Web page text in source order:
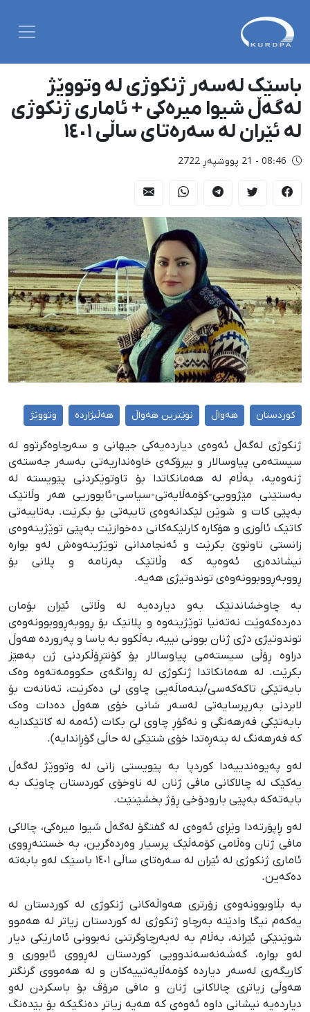
باسێک لەسەر ژنکوژی لە وتووێژ
لەگەڵ شیوا میرەکی + ئاماری ژنکوژی
لە ئێران لە سەرەتای ساڵی ١٤٠١
08:46 - 21 پووشپەڕ 2722
کوردستان هەواڵ نوێترین هەواڵ هەڵبژاردە وتووێژ
ژنکوژی لەگەڵ ئەوەی دیاردەیەکی جیهانی و سەرچاوەگرتوو لە
سیستەمی پیاوسالار و بیرۆکەی خاوەنداریەتی بەسەر جەستەی
ژنەوەیە، بەڵام لە هەمانکاتدا بۆ تاوتوێکردنی پێویستە لە
بەستێنی مێژوویی-کۆمەڵایەتی-سیاسی-ئابووریی هەر وڵاتێک
بەپێی کات و شوێن لێکدانەوەی تایبەتی بۆ بکرێت. بەتایبەتی
کاتێک ئاڵوزی و هۆکارە کارلێکەکانی دەخوازێت بەپێی توێژینەوەی
زانستی تاوتوێ بکرێت و ئەنجامدانی توێژینەوەش لەو بوارە
نیشاندەری ئەوەیە کە وڵاتێک بەرنامە و پلانی بۆ
ڕووبەڕووبوونەوەی توندوتیژی هەیە.
بە چاوخشاندنێک بەو دیاردەیە لە وڵاتی ئێران بۆمان
دەردەکەوێت نەتەنیا توێژینەوە و پلانێک بۆ ڕووبەڕووبوونەوەی
توندوتیژی دژی ژنان بوونی نییە، بەڵکوو بە یاسا و پەروردە هەوڵ
دراوە ڕۆڵی سیستەمی پیاوسالار بۆ کۆنتڕۆڵکردنی ژن بەهێز
بکرێت. لە هەمانکاتدا ژنکوژی لە ڕوانگەی حکوومەتەوە وەک
بابەتێکی تاکەکەسی/بنەماڵەیی چاوی لی دەکرێت، تەنانەت بۆ
لابردنی بەرپرسایەتی لەسەر شانی خۆی هەوڵ دەدات وەک
بابەتێکی فەرهەنگی و نەگۆڕ چاوی لێ ‌بکات (ئەمە لە کاتێکدایە
کە فەرهەنگ لە بنەڕەتدا خۆی شتێکی لە حاڵی گۆڕاندایە).
لەو پەیوەندییەدا کوردپا بە پێویستی زانی لە وتووێژ لەگەڵ
یەکێک لە چالاکانی مافی ژنان لە ناوخۆی کوردستان چاوێک بە
بابەتەکە بەپێی بارودۆخی ڕۆژ بخشێنێت.
لەو ڕاپۆرتەدا وێڕای ئەوەی لە گفتگۆ لەگەڵ شیوا میرەکی، چالاکی
مافی ژنان وەڵامی کۆمەڵێک پرسیار وەردەگرین، بە خستنەڕووی
ئاماری ژنکوژی لە ئێران لە سەرەتای ساڵی ١٤٠١ باسێک لەو بابەتە
دەکەین.
بە بڵاوبوونەوەی زۆرتری هەواڵەکانی ژنکوژی لە کوردستان لە
یەکەم نیگا وادێتە بەرچاو ژنکوژی لە کوردستان زیاتر لە هەموو
شوێنێکی ئێرانە، بەڵام بە لەبەرچاوگرتنی نەبوونی ئامارێکی دیار
لەو بوارە، گەشەنەسەندوویی کوردستان لەڕووی ئابووری و
کاریگەری لەسەر دیاردە کۆمەڵایەتییەکان و لە هەمووی گرنگتر
هەوڵی زیاتری چالاکانی ژنان و مافی مرۆڤ بۆ باسکردن لەو
دیاردەیە نیشانی داوە ئەوەی کە هەیە زیاتر دەنگێکە بۆ بێدەنگ